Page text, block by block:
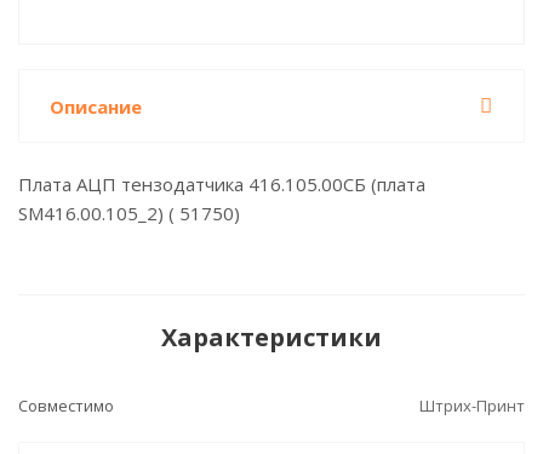
Описание
Плата АЦП тензодатчика 416.105.00СБ (плата
SM416.00.105_2) ( 51750)
Характеристики
Совместимо Штрих-Принт